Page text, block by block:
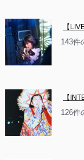
【
143件
【
126件